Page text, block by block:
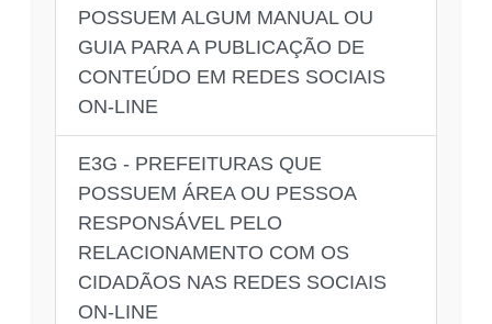
POSSUEM ALGUM MANUAL OU
GUIA PARA A PUBLICAÇÃO DE
CONTEÚDO EM REDES SOCIAIS
ON-LINE
E3G - PREFEITURAS QUE
POSSUEM ÁREA OU PESSOA
RESPONSÁVEL PELO
RELACIONAMENTO COM OS
CIDADÃOS NAS REDES SOCIAIS
ON-LINE